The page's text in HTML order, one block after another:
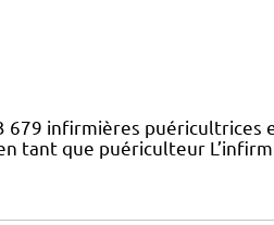
679 infirmières puéricultrices
tant que puériculteur